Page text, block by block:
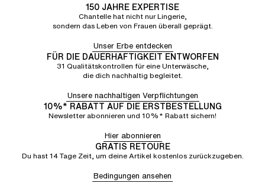
150 JAHRE EXPERTISE
Chantelle hat nicht nur Lingerie,
sondern das Leben von Frauen überall geprägt.
Unser Erbe entdecken
FÜR DIE DAUERHAFTIGKEIT ENTWORFEN
31 Qualitätskontrollen für eine Unterwäsche,
die dich nachhaltig begleitet.
Unsere nachhaltigen Verpflichtungen
10%* RABATT AUF DIE ERSTBESTELLUNG
Newsletter abonnieren und 10%* Rabatt sichern!
Hier abonnieren
GRATIS RETOURE
Du hast 14 Tage Zeit, um deine Artikel kostenlos zurückzugeben.
Bedingungen ansehen